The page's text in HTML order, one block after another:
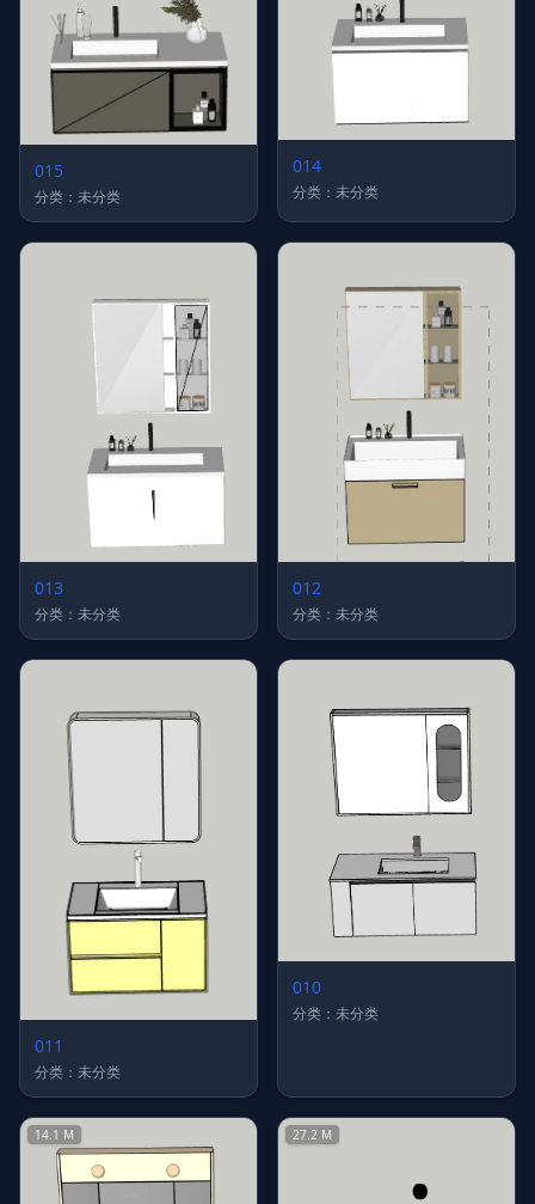
015
分类：未分类
014
分类：未分类
013
分类：未分类
012
分类：未分类
011
分类：未分类
010
分类：未分类
14.1 M 27.2 M